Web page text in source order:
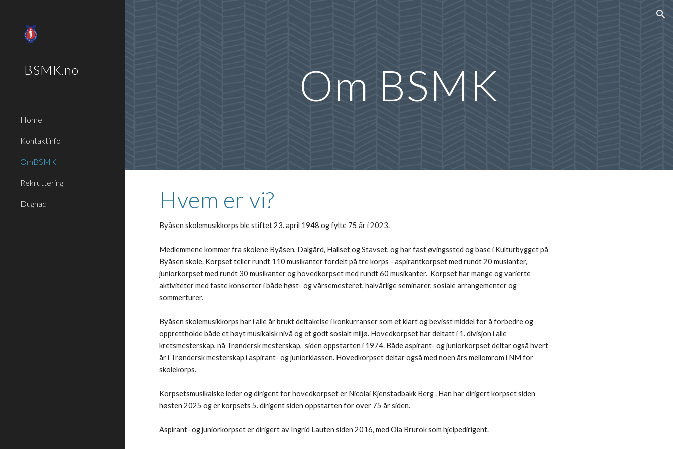
BSMK.no
Home
Kontaktinfo
OmBSMK
Rekruttering
Dugnad
Om BSMK
Hvem er vi?
Byåsen skolemusikkorps ble stiftet 23. april 1948 og fylte 75 år i 2023.
Medlemmene kommer fra skolene Byåsen, Dalgård, Hallset og Stavset, og har fast øvingssted og base i Kulturbygget på
Byåsen skole. Korpset teller rundt 110 musikanter fordelt på tre korps - aspirantkorpset med rundt 20 musianter,
juniorkorpset med rundt 30 musikanter og hovedkorpset med rundt 60 musikanter. Korpset har mange og varierte
aktiviteter med faste konserter i både høst- og vårsemesteret, halvårlige seminarer, sosiale arrangementer og
sommerturer.
Byåsen skolemusikkorps har i alle år brukt deltakelse i konkurranser som et klart og bevisst middel for å forbedre og
opprettholde både et høyt musikalsk nivå og et godt sosialt miljø. Hovedkorpset har deltatt i 1. divisjon i alle
kretsmesterskap,nå Trøndersk mesterskap, siden oppstarten i 1974. Både aspirant- og juniorkorpset deltar også hvert
år i Trøndersk mesterskap i aspirant- og juniorklassen. Hovedkorpset deltar også med noen års mellomrom i NM for
skolekorps.
Korpsetsmusikalske leder og dirigent for hovedkorpset er Nicolai Kjenstadbakk Berg. Han har dirigert korpset siden
høsten 2025 og er korpsets 5. dirigent siden oppstarten for over 75 år siden.
Aspirant- og juniorkorpset er dirigert av Ingrid Lauten siden 2016, med Ola Brurok som hjelpedirigent.